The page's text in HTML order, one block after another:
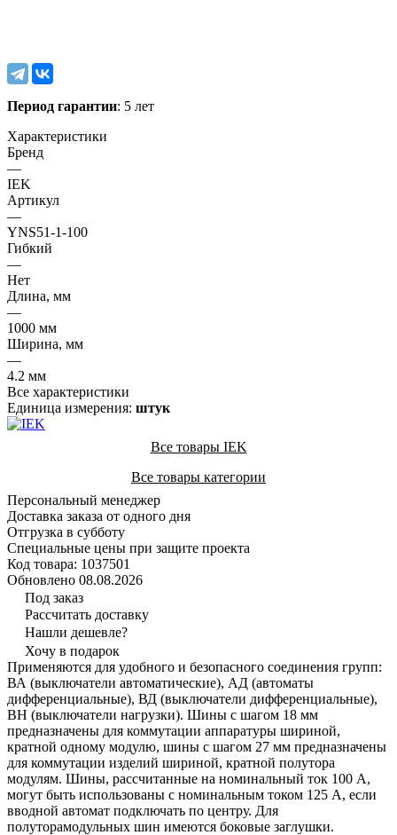
Период гарантии: 5 лет
Характеристики
Бренд
—
IEK
Артикул
—
YNS51-1-100
Гибкий
—
Нет
Длина, мм
—
1000 мм
Ширина, мм
—
4.2 мм
Все характеристики
Единица измерения: штук
Все товары IEK
Все товары категории
Персональный менеджер
Доставка заказа от одного дня
Отгрузка в субботу
Специальные цены при защите проекта
Код товара: 1037501
Обновлено 08.08.2026
Под заказ
Рассчитать доставку
Нашли дешевле?
Хочу в подарок
Применяются для удобного и безопасного соединения групп:
ВА (выключатели автоматические), АД (автоматы
дифференциальные), ВД (выключатели дифференциальные),
ВН (выключатели нагрузки). Шины с шагом 18 мм
предназначены для коммутации аппаратуры шириной,
кратной одному модулю, шины с шагом 27 мм предназначены
для коммутации изделий шириной, кратной полутора
модулям. Шины, рассчитанные на номинальный ток 100 А,
могут быть использованы с номинальным током 125 А, если
вводной автомат подключать по центру. Для
полуторамодульных шин имеются боковые заглушки.